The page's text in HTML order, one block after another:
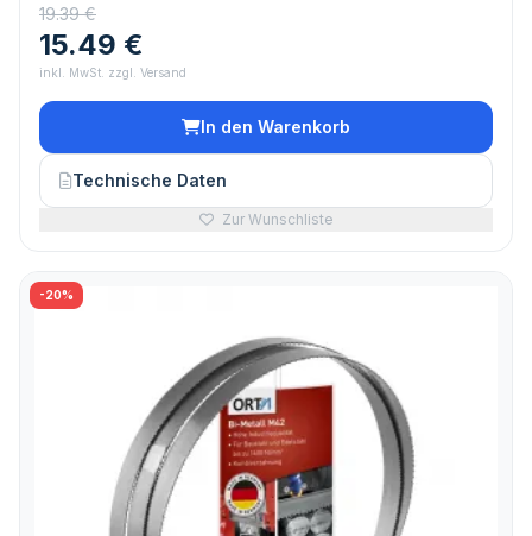
19.39 €
15.49 €
inkl. MwSt. zzgl. Versand
In den Warenkorb
Technische Daten
Zur Wunschliste
-20%